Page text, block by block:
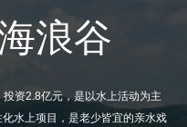
浪谷
资2.8亿元，是以水上活动为主
水上项目，是老少皆宜的亲水戏